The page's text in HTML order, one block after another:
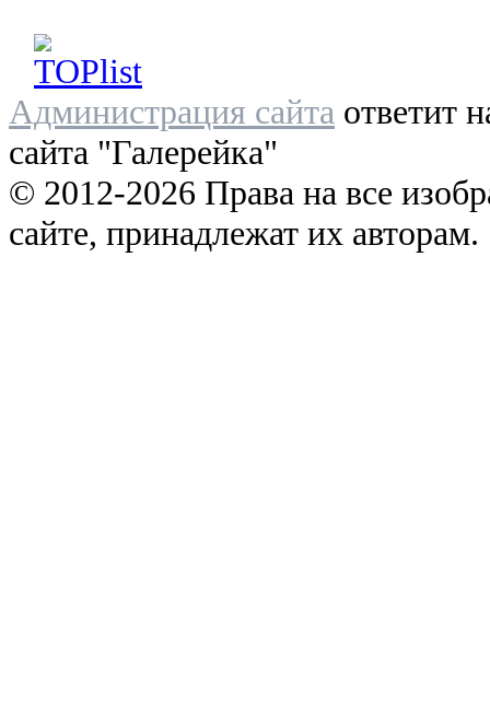
Администрация сайта ответит
сайта "Галерейка"
© 2012-2026 Права на все
сайте, принадлежат их авторам.